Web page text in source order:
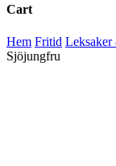
Cart
Close
Cart
Hem Fritid Leksaker
Sjöjungfru